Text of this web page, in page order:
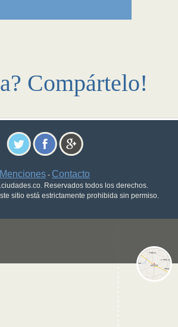
Compártelo!
Menciones - Contacto
Reservados todos los derechos.
sitio está estrictamente prohibida sin permiso.